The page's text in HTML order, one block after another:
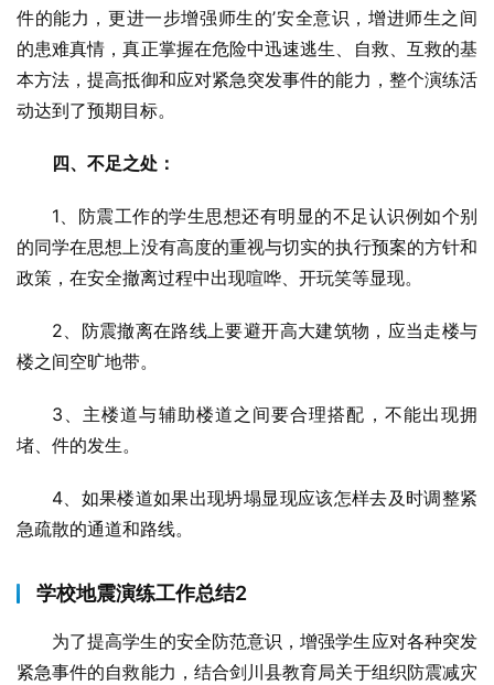
件的能力，更进一步增强师生的’安全意识，增进师生之间
的患难真情，真正掌握在危险中迅速逃生、自救、互救的基
本方法，提高抵御和应对紧急突发事件的能力，整个演练活
动达到了预期目标。
四、不足之处：
1、防震工作的学生思想还有明显的不足认识例如个别
的同学在思想上没有高度的重视与切实的执行预案的方针和
政策，在安全撤离过程中出现喧哗、开玩笑等显现。
2、防震撤离在路线上要避开高大建筑物，应当走楼与
楼之间空旷地带。
3、主楼道与辅助楼道之间要合理搭配，不能出现拥
堵、件的发生。
4、如果楼道如果出现坍塌显现应该怎样去及时调整紧
急疏散的通道和路线。
学校地震演练工作总结2
为了提高学生的安全防范意识，增强学生应对各种突发
紧急事件的自救能力，结合剑川县教育局关于组织防震减灾